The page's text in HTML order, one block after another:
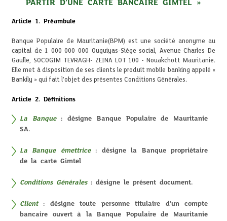
PARTIR D’UNE CARTE BANCAIRE GIMTEL »
Article 1. Préambule
Banque Populaire de Mauritanie(BPM) est une société anonyme au
capital de 1 000 000 000 Ouguiyas-Siège social, Avenue Charles De
Gaulle, SOCOGIM TEVRAGH- ZEINA LOT 100 - Nouakchott Mauritanie.
Elle met à disposition de ses clients le produit mobile banking appelé «
Bankily » qui fait l’objet des présentes Conditions Générales.
Article 2. Définitions
La Banque: désigne Banque Populaire de Mauritanie
SA.
La Banque émettrice: désigne la Banque propriétaire
de la carte Gimtel
Conditions Générales: désigne le présent document.
Client: désigne toute personne titulaire d'un compte
bancaire ouvert à la Banque Populaire de Mauritanie